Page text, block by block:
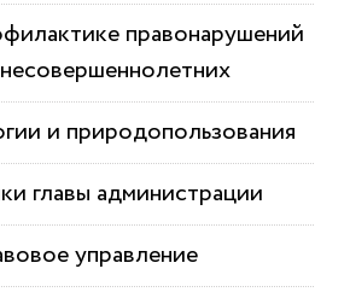
правонарушений
и природопользования
главы администрации
управление